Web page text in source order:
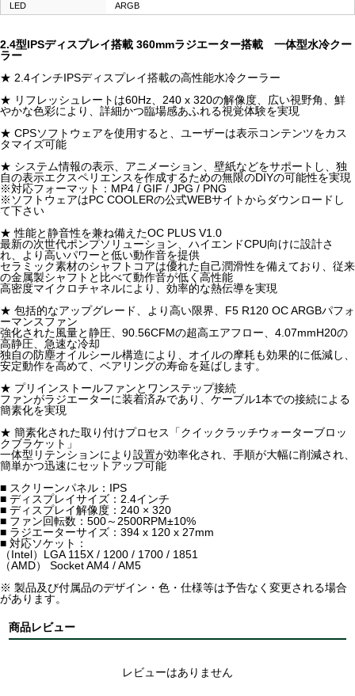
LED
ARGB
2.4型IPSディスプレイ搭載 360mmラジエーター搭載 一体型水冷クー
ラー
★ 2.4インチIPSディスプレイ搭載の高性能水冷クーラー
★ リフレッシュレートは60Hz、240 x 320の解像度、広い視野角、鮮
やかな色彩により、詳細かつ臨場感あふれる視覚体験を実現
★ CPSソフトウェアを使用すると、ユーザーは表示コンテンツをカス
タマイズ可能
★ システム情報の表示、アニメーション、壁紙などをサポートし、独
自の表示エクスペリエンスを作成するための無限のDIYの可能性を実現
※対応フォーマット：MP4 / GIF / JPG / PNG
※ソフトウェアはPC COOLERの公式WEBサイトからダウンロードし
て下さい
★ 性能と静音性を兼ね備えたOC PLUS V1.0
最新の次世代ポンプソリューション、ハイエンドCPU向けに設計さ
れ、より高いパワーと低い動作音を提供
セラミック素材のシャフトコアは優れた自己潤滑性を備えており、従来
の金属製シャフトと比べて動作音が低く高性能
高密度マイクロチャネルにより、効率的な熱伝導を実現
★ 包括的なアップグレード、より高い限界、F5 R120 OC ARGBパフォ
ーマンスファン
強化された風量と静圧、90.56CFMの超高エアフロー、4.07mmH20の
高静圧、急速な冷却
独自の防塵オイルシール構造により、オイルの摩耗も効果的に低減し、
安定動作を高めて、ベアリングの寿命を延ばします。
★ プリインストールファンとワンステップ接続
ファンがラジエーターに装着済みであり、ケーブル1本での接続による
簡素化を実現
★ 簡素化された取り付けプロセス「クイックラッチウォーターブロッ
クブラケット」
一体型リテンションにより設置が効率化され、手順が大幅に削減され、
簡単かつ迅速にセットアップ可能
■ スクリーンパネル：IPS
■ ディスプレイサイズ：2.4インチ
■ ディスプレイ解像度：240 × 320
■ ファン回転数：500～2500RPM±10%
■ ラジエーターサイズ：394 x 120 x 27mm
■ 対応ソケット：
（Intel）LGA 115X / 1200 / 1700 / 1851
（AMD） Socket AM4 / AM5
※ 製品及び付属品のデザイン・色・仕様等は予告なく変更される場合
があります。
商品レビュー
レビューはありません